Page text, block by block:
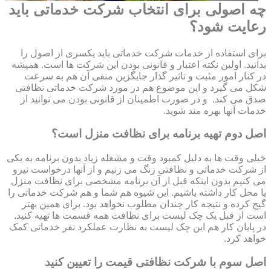
چه اصولی برای انتخاب شرکت خدماتی باید
رعایت شود؟
برای استفاده از خدمات شرکت خدماتی باید یکسری از اصول را
بدانید. اولین نکته اعتبار و قانونی بودن این شرکت ها است. همیشه
در کنار امور مثبت و تاثیر گذار جایگزین منفی آن هم به سرعت
شکل می گیرد و این موضوع هم در مورد شرکت خدماتی نظافتی
صدق می کند. و در صورت اطمینان از قانونی بودن می توانید از
خدمات آنها بهره مند شوید.
اصل دوم تهیه برنامه برای نظافت منزل است؟
خیلی وقت ها به دلیل کمبود وقت و مشغله زیاد بدون برنامه به یکی
از شرکت خدماتی و نظافتی زنگ می زنیم و از آنها درخواست نیرو
می کنیم بدون اینکه قبل از آن برنامه مشخصی برای نظافت منزل
یا محل کار داشته باشیم. این شیوه هم شما و هم شرکت خدماتی را
گیج کرده و نتیجه کار چندان مطلوب نخواهد بود. برای همین بهتر
است از قبل یک چک لیست برای نظافت همه قسمت ها تهیه کنید.
در پایان کار هم این چک لیست به نظارت عملکرد نفر خدماتی کمک
خواهد کرد.
اصل سوم با شرکت نظافتی قیمت را تعیین کنید